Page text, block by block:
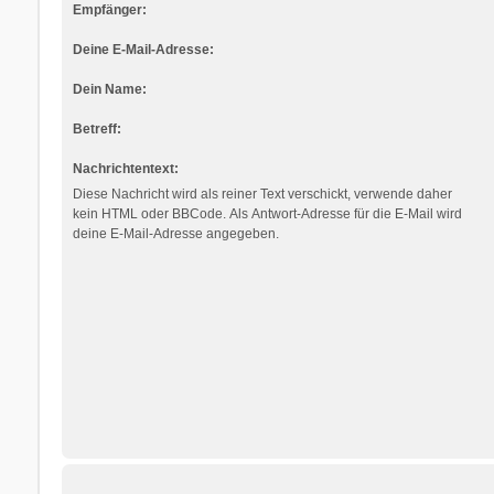
Empfänger:
Deine E-Mail-Adresse:
Dein Name:
Betreff:
Nachrichtentext:
Diese Nachricht wird als reiner Text verschickt, verwende daher
kein HTML oder BBCode. Als Antwort-Adresse für die E-Mail wird
deine E-Mail-Adresse angegeben.